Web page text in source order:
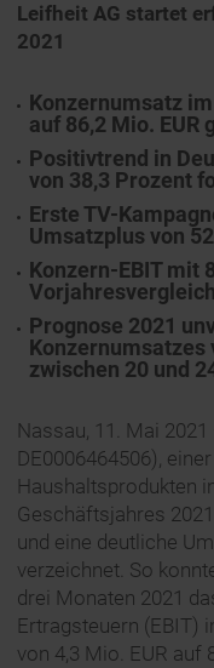
Leifheit AG startet
2021
Konzernumsatz
auf 86,2 Mio. EUR
Positivtrend in
von 38,3 Prozent
Erste TV-
Umsatzplus von
Konzern-EBIT mit
Prognose 2021
Konzernumsatzes
zwischen 20 und
Nassau, 11. Mai
DE0006464506),
Haushaltsprodukten
Geschäftsjahres
und eine deutliche
verzeichnet. So
drei Monaten 2021
Ertragsteuern (EBIT)
von 4,3 Mio. EUR auf